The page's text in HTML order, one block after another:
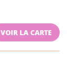
VOIR LA CARTE